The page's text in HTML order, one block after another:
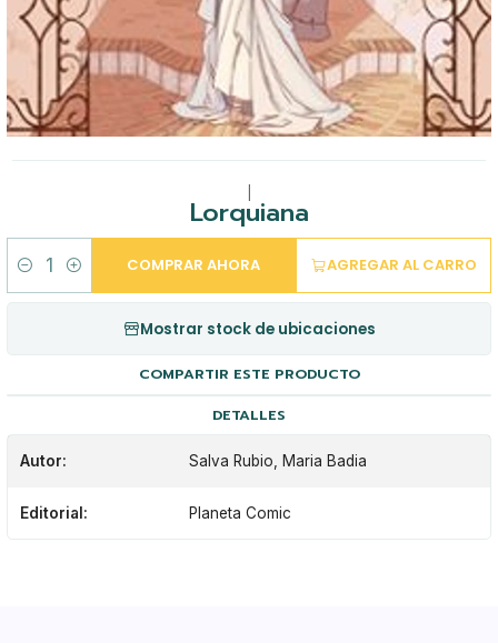
Lorquiana
Cantidad
AGREGAR AL CARRO
COMPRAR AHORA
Mostrar stock de ubicaciones
COMPARTIR ESTE PRODUCTO
DETALLES
Autor: Salva Rubio, Maria Badia
Editorial: Planeta Comic